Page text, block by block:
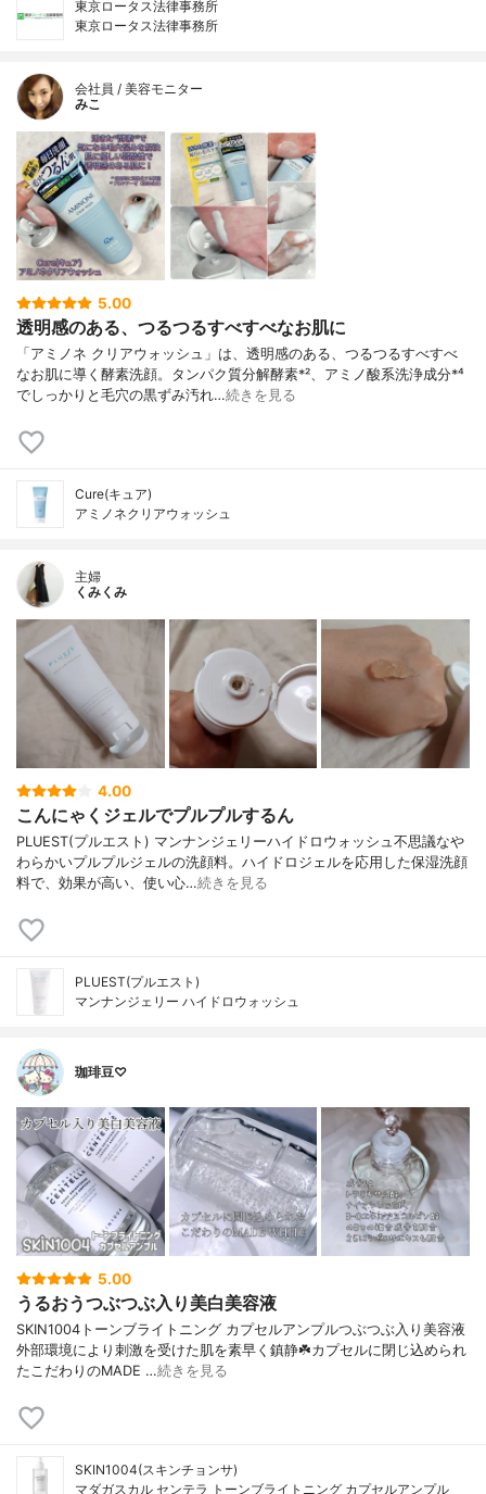
東京ロータス法律事務所
東京ロータス法律事務所
会社員 / 美容モニター
みこ
5.00
透明感のある、つるつるすべすべなお肌に
「アミノネ クリアウォッシュ」は、透明感のある、つるつるすべすべ
なお肌に導く酵素洗顔。タンパク質分解酵素*²、アミノ酸系洗浄成分*⁴
でしっかりと毛穴の黒ずみ汚れ…続きを見る
Cure(キュア)
アミノネクリアウォッシュ
主婦
くみくみ
4.00
こんにゃくジェルでプルプルするん
PLUEST(プルエスト) マンナンジェリーハイドロウォッシュ不思議なや
わらかいプルプルジェルの洗顔料。ハイドロジェルを応用した保湿洗顔
料で、効果が高い、使い心…続きを見る
PLUEST(プルエスト)
マンナンジェリー ハイドロウォッシュ
珈琲豆♡
5.00
うるおうつぶつぶ入り美白美容液
SKIN1004トーンブライトニング カプセルアンプルつぶつぶ入り美容液
外部環境により刺激を受けた肌を素早く鎮静☘️カプセルに閉じ込められ
たこだわりのMADE …続きを見る
SKIN1004(スキンチョンサ)
マダガスカル センテラ トーンブライトニング カプセルアンプル